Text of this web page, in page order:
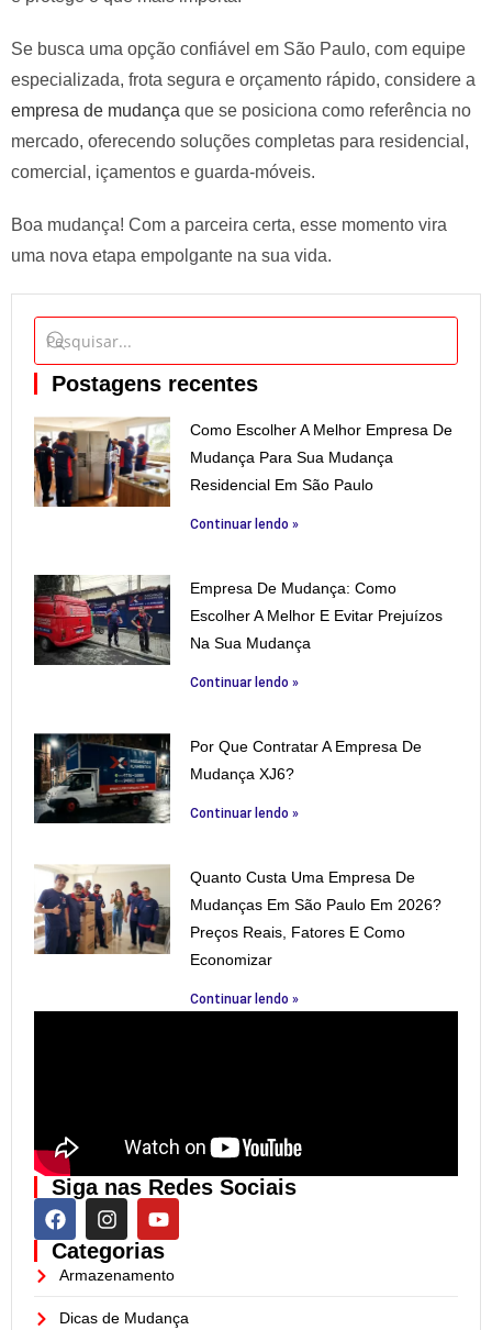
Se busca uma opção confiável em São Paulo, com equipe
especializada, frota segura e orçamento rápido, considere a
empresa de mudança que se posiciona como referência no
mercado, oferecendo soluções completas para residencial,
comercial, içamentos e guarda-móveis.
Boa mudança! Com a parceira certa, esse momento vira
uma nova etapa empolgante na sua vida.
Postagens recentes
Como Escolher A Melhor Empresa De
Mudança Para Sua Mudança
Residencial Em São Paulo
Continuar lendo »
Empresa De Mudança: Como
Escolher A Melhor E Evitar Prejuízos
Na Sua Mudança
Continuar lendo »
Por Que Contratar A Empresa De
Mudança XJ6?
Continuar lendo »
Quanto Custa Uma Empresa De
Mudanças Em São Paulo Em 2026?
Preços Reais, Fatores E Como
Economizar
Continuar lendo »
Siga nas Redes Sociais
Categorias
Armazenamento
Dicas de Mudança